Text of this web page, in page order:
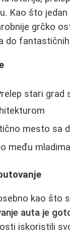
Kao što
grčko
do fantastičnih
stari grad
mesto sa
među
kao što
auta je
iskoristili